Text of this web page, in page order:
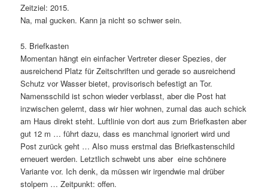
Zeitziel: 2015.
Na, mal gucken. Kann ja nicht so schwer sein.
5. Briefkasten
Momentan hängt ein einfacher Vertreter dieser Spezies, der
ausreichend Platz für Zeitschriften und gerade so ausreichend
Schutz vor Wasser bietet, provisorisch befestigt an Tor.
Namensschild ist schon wieder verblasst, aber die Post hat
inzwischen gelernt, dass wir hier wohnen, zumal das auch schick
am Haus direkt steht. Luftlinie von dort aus zum Briefkasten aber
gut 12 m … führt dazu, dass es manchmal ignoriert wird und
Post zurück geht … Also muss erstmal das Briefkastenschild
erneuert werden. Letztlich schwebt uns aber eine schönere
Variante vor. Ich denk, da müssen wir irgendwie mal drüber
stolpern … Zeitpunkt: offen.